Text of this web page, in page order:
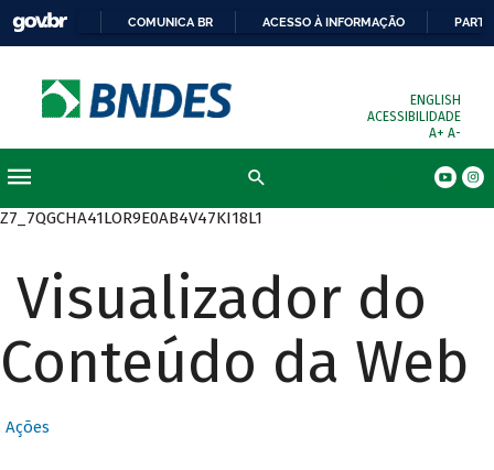
COMUNICA BR ACESSO À INFORMAÇÃO
ENGLISH
ACESSIBILIDADE
A+ A-
Z7_7QGCHA41LOR9E0AB4V47KI18L1
Visualizador do
Conteúdo da Web
Ações